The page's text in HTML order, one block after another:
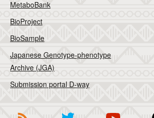
MetaboBank
BioProject
BioSample
Japanese Genotype-phenotype
Archive (JGA)
Submission portal D-way